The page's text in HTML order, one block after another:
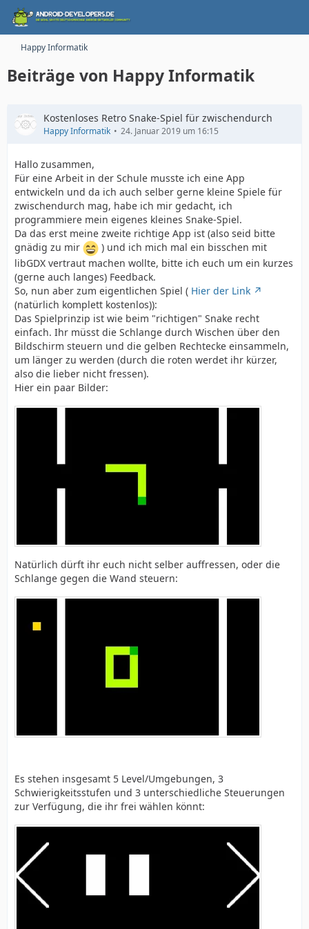
Happy Informatik
Beiträge von Happy Informatik
Kostenloses Retro Snake-Spiel für zwischendurch
Happy Informatik 24. Januar 2019 um 16:15
Hallo zusammen,
Für eine Arbeit in der Schule musste ich eine App
entwickeln und da ich auch selber gerne kleine Spiele für
zwischendurch mag, habe ich mir gedacht, ich
programmiere mein eigenes kleines Snake-Spiel.
Da das erst meine zweite richtige App ist (also seid bitte
gnädig zu mir
) und ich mich mal ein bisschen mit
libGDX vertraut machen wollte, bitte ich euch um ein kurzes
(gerne auch langes) Feedback.
So, nun aber zum eigentlichen Spiel ( Hier der Link
(natürlich komplett kostenlos)):
Das Spielprinzip ist wie beim "richtigen" Snake recht
einfach. Ihr müsst die Schlange durch Wischen über den
Bildschirm steuern und die gelben Rechtecke einsammeln,
um länger zu werden (durch die roten werdet ihr kürzer,
also die lieber nicht fressen).
Hier ein paar Bilder:
Natürlich dürft ihr euch nicht selber auffressen, oder die
Schlange gegen die Wand steuern:
Es stehen insgesamt 5 Level/Umgebungen, 3
Schwierigkeitsstufen und 3 unterschiedliche Steuerungen
zur Verfügung, die ihr frei wählen könnt: